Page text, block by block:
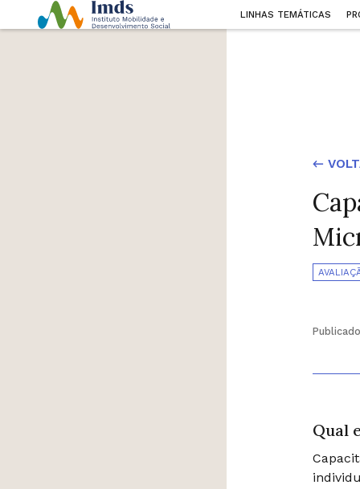
LINHAS TEMÁTICAS
←
Qual